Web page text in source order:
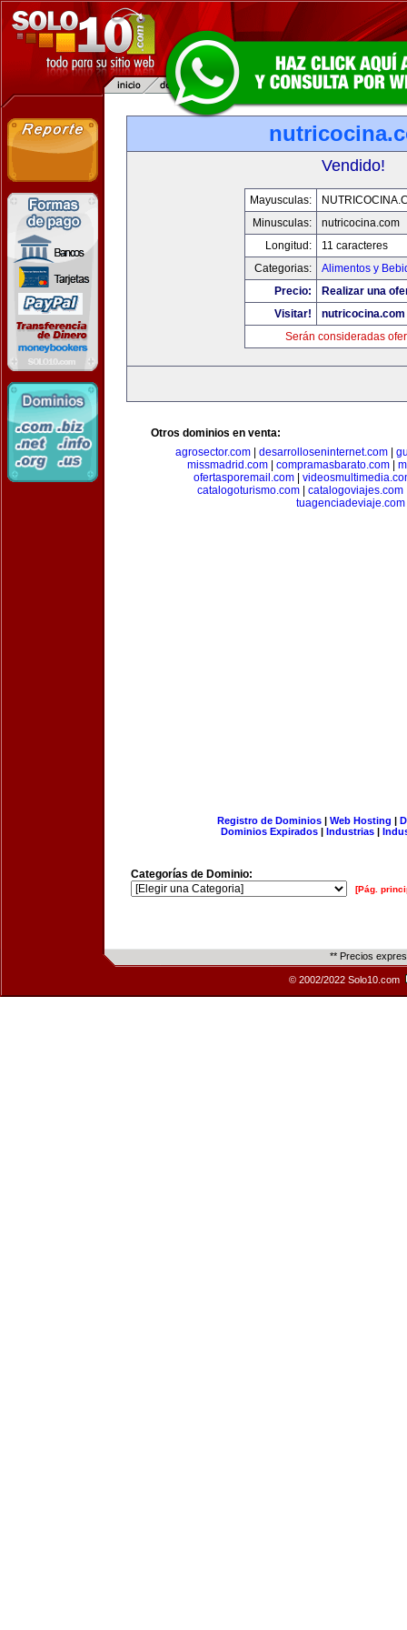
Vendido!
Mayusculas:
Minusculas:
nutricocina.com
Longitud:
11 caracteres
Categorias:
Alimentos y
Precio:
Realizar una
Visitar!
nutricocina.com
Serán consideradas
Otros dominios en venta:
agrosector.com
desarrolloseninternet.com
missmadrid.com| compramasbarato.com|
ofertasporemail.com
catalogoturismo.com
catalogoviajes.com
tuagenciadeviaje.com
Registro de Dominios| Web Hosting |
Dominios Expirados | Industrias |
Categorías de Dominio:
[Pág.
** Precios
© 2002/2022 Solo10.com